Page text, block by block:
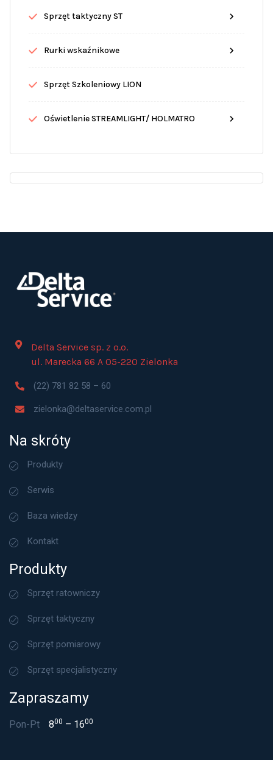
Sprzęt taktyczny ST
Rurki wskaźnikowe
Sprzęt Szkoleniowy LION
Oświetlenie STREAMLIGHT/ HOLMATRO
Delta Service sp. z o.o.
ul. Marecka 66 A 05-220 Zielonka
(22) 781 82 58 – 60
zielonka@deltaservice.com.pl
Na skróty
Produkty
Serwis
Baza wiedzy
Kontakt
Produkty
Sprzęt ratowniczy
Sprzęt taktyczny
Sprzęt pomiarowy
Sprzęt specjalistyczny
Zapraszamy
Pon-Pt 800 – 1600